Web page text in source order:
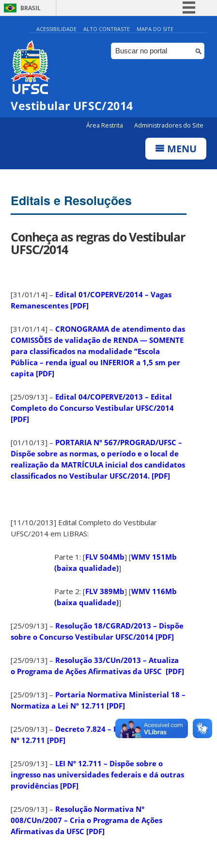
BRASIL
Simplifique!
Comunica BR
Participe
ACESSIBILIDADE ALTO CONTRASTE MAPA DO SITE
Vestibular UFSC/2014
Área Restrita Administradores do Site
MENU
Editais e Resoluções
Conheça as regras do Vestibular
UFSC/2014
[31/01/14] – Edital 01/COPERVE/2014 – Vagas
Remanescentes [PDF]
[31/01/14] –CRONOGRAMA de atendimento das
COMISSÕES de validação de RENDA — SOMENTE
para classificados na modalidade “Escola
Pública – renda igual ou INFERIOR a 1,5 sm per
capita [PDF]
[25/09/13] – Edital 04/COPERVE/2013 – Edital
Completo do Concurso Vestibular UFSC/2014
[PDF]
[01/10/13] – PORTARIA Nº 567/PROGRAD/UFSC –
Dispõe sobre as normas, o período e o local de
realização da MATRÍCULA inicial dos candidatos
classificados no Vestibular UFSC/2014. [PDF]
[11/10/2013] Edital Completo do Vestibular
UFSC/2014 em LIBRAS:
Parte 1: [FLV 504Mb] [WMV 151Mb
(baixa qualidade)]
Parte 2: [FLV 389Mb] [WMV 116Mb
(baixa qualidade)]
[25/09/13] – Resolução 18/CGRAD/2013 – Dispõe
sobre o Concurso Vestibular UFSC/2014 [PDF]
[25/09/13] – Resolução 33/CUn/2013 – Atualiza
o Programa de Ações Afirmativas da UFSC [PDF]
[25/09/13] – Portaria Normativa Ministerial 18 –
Normatiza a Lei Nº 12.711 [PDF]
[25/09/13] – Decreto 7.824 – Regulamenta a Lei
Nº 12.711 [PDF]
[25/09/13] – LEI Nº 12.711 – Dispõe sobre o
ingresso nas universidades federais e dá outras
providências [PDF]
[25/09/13] – Resolução Normativa N°
008/CUn/2007 – Cria o Programa de Ações
Afirmativas da UFSC [PDF]